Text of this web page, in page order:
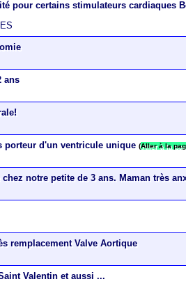
pour certains stimulateurs cardiaques
ans
porteur d'un ventricule unique (Aller à la
chez notre petite de 3 ans. Maman très
remplacement Valve Aortique
Valentin et aussi ...